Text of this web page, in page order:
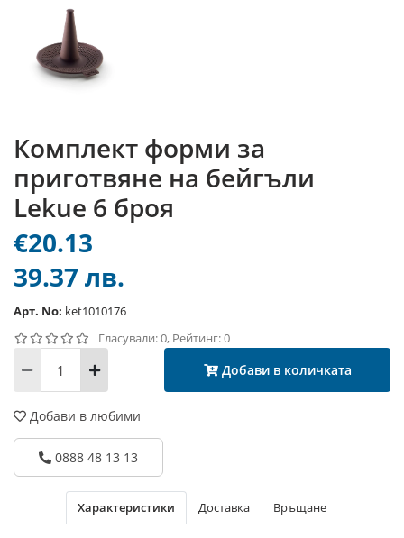
Комплект форми за
приготвяне на бейгъли
Lekue 6 броя
€20.13
39.37 лв.
Арт. No: ket1010176
Гласували: 0, Рейтинг: 0
Добави в количката
Добави в любими
0888 48 13 13
Характеристики Доставка Връщане